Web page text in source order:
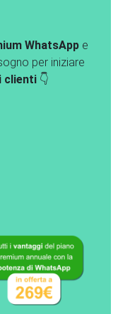
WhatsApp e
per iniziare
clienti 👇